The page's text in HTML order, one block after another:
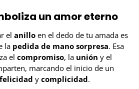
un amor eterno
el anillo en el dedo de tu amada es
la pedida de mano sorpresa. Esa
el compromiso, la unión y el
marcando el inicio de un
felicidad y complicidad.